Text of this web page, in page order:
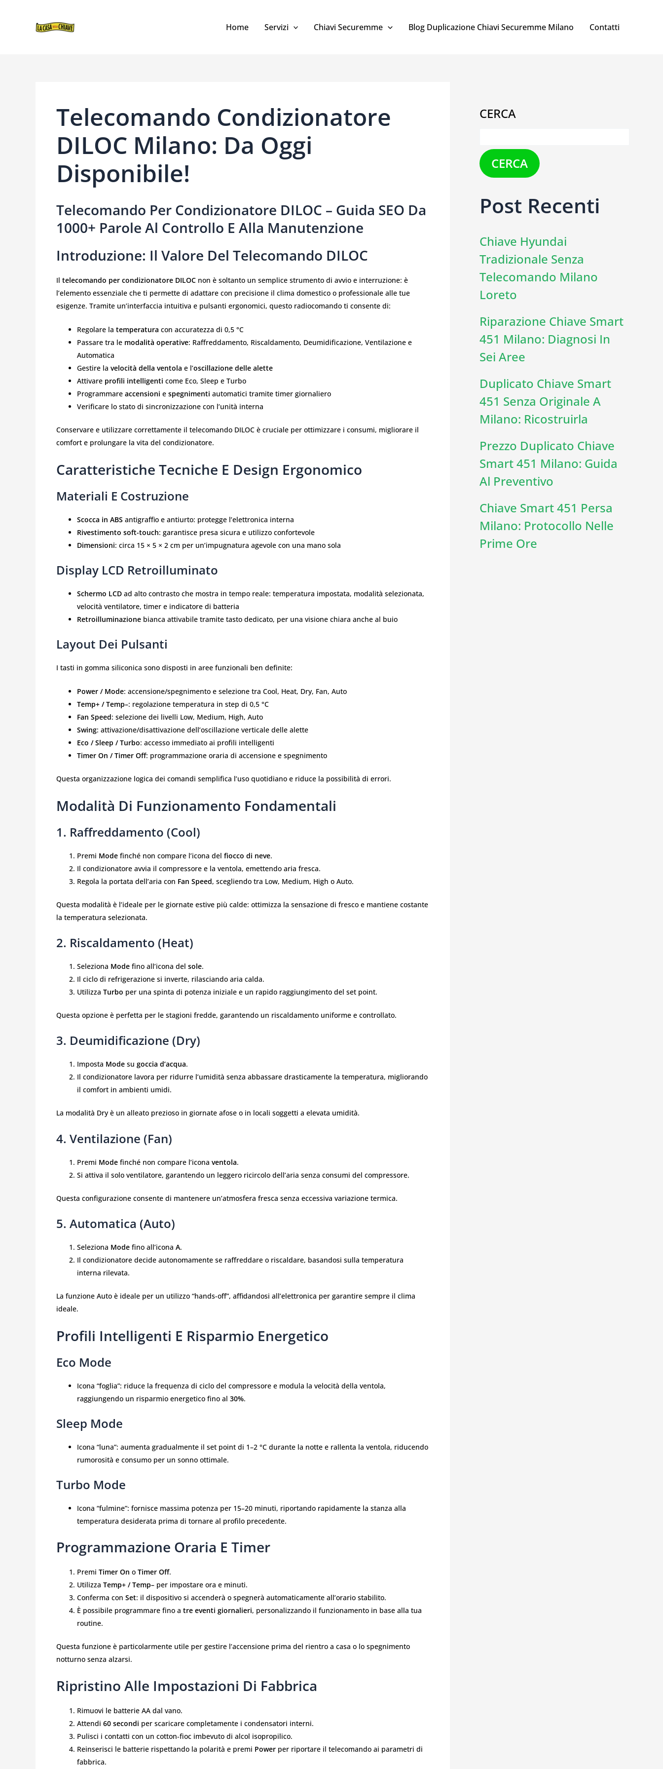
CONTENUTO
Home Servizi Chiavi Securemme Blog Duplicazione Chiavi Securemme Milano Contatti
Telecomando Condizionatore
DILOC Milano: Da Oggi
Disponibile!
Telecomando Per Condizionatore DILOC – Guida SEO Da
1000+ Parole Al Controllo E Alla Manutenzione
Introduzione: Il Valore Del Telecomando DILOC
Il telecomando per condizionatore DILOC non è soltanto un semplice strumento di avvio e interruzione: è
l’elemento essenziale che ti permette di adattare con precisione il clima domestico o professionale alle tue
esigenze. Tramite un’interfaccia intuitiva e pulsanti ergonomici, questo radiocomando ti consente di:
Regolare la temperatura con accuratezza di 0,5 °C
Passare tra le modalità operative: Raffreddamento, Riscaldamento, Deumidificazione, Ventilazione e
Automatica
Gestire la velocità della ventola e l’oscillazione delle alette
Attivare profili intelligenti come Eco, Sleep e Turbo
Programmare accensioni e spegnimenti automatici tramite timer giornaliero
Verificare lo stato di sincronizzazione con l’unità interna
Conservare e utilizzare correttamente il telecomando DILOC è cruciale per ottimizzare i consumi, migliorare il
comfort e prolungare la vita del condizionatore.
Caratteristiche Tecniche E Design Ergonomico
Materiali E Costruzione
Scocca in ABS antigraffio e antiurto: protegge l’elettronica interna
Rivestimento soft-touch: garantisce presa sicura e utilizzo confortevole
Dimensioni: circa 15 × 5 × 2 cm per un’impugnatura agevole con una mano sola
Display LCD Retroilluminato
Schermo LCD ad alto contrasto che mostra in tempo reale: temperatura impostata, modalità selezionata,
velocità ventilatore, timer e indicatore di batteria
Retroilluminazione bianca attivabile tramite tasto dedicato, per una visione chiara anche al buio
Layout Dei Pulsanti
I tasti in gomma siliconica sono disposti in aree funzionali ben definite:
Power / Mode: accensione/spegnimento e selezione tra Cool, Heat, Dry, Fan, Auto
Temp+ / Temp–: regolazione temperatura in step di 0,5 °C
Fan Speed: selezione dei livelli Low, Medium, High, Auto
Swing: attivazione/disattivazione dell’oscillazione verticale delle alette
Eco / Sleep / Turbo: accesso immediato ai profili intelligenti
Timer On / Timer Off: programmazione oraria di accensione e spegnimento
Questa organizzazione logica dei comandi semplifica l’uso quotidiano e riduce la possibilità di errori.
Modalità Di Funzionamento Fondamentali
1. Raffreddamento (Cool)
Premi Mode finché non compare l’icona del fiocco di neve.
Il condizionatore avvia il compressore e la ventola, emettendo aria fresca.
Regola la portata dell’aria con Fan Speed, scegliendo tra Low, Medium, High o Auto.
Questa modalità è l’ideale per le giornate estive più calde: ottimizza la sensazione di fresco e mantiene costante
la temperatura selezionata.
2. Riscaldamento (Heat)
Seleziona Mode fino all’icona del sole.
Il ciclo di refrigerazione si inverte, rilasciando aria calda.
Utilizza Turbo per una spinta di potenza iniziale e un rapido raggiungimento del set point.
Questa opzione è perfetta per le stagioni fredde, garantendo un riscaldamento uniforme e controllato.
3. Deumidificazione (Dry)
Imposta Mode su goccia d’acqua.
Il condizionatore lavora per ridurre l’umidità senza abbassare drasticamente la temperatura, migliorando
il comfort in ambienti umidi.
La modalità Dry è un alleato prezioso in giornate afose o in locali soggetti a elevata umidità.
4. Ventilazione (Fan)
Premi Mode finché non compare l’icona ventola.
Si attiva il solo ventilatore, garantendo un leggero ricircolo dell’aria senza consumi del compressore.
Questa configurazione consente di mantenere un’atmosfera fresca senza eccessiva variazione termica.
5. Automatica (Auto)
Seleziona Mode fino all’icona A.
Il condizionatore decide autonomamente se raffreddare o riscaldare, basandosi sulla temperatura
interna rilevata.
La funzione Auto è ideale per un utilizzo “hands-off”, affidandosi all’elettronica per garantire sempre il clima
ideale.
Profili Intelligenti E Risparmio Energetico
Eco Mode
Icona “foglia”: riduce la frequenza di ciclo del compressore e modula la velocità della ventola,
raggiungendo un risparmio energetico fino al 30%.
Sleep Mode
Icona “luna”: aumenta gradualmente il set point di 1–2 °C durante la notte e rallenta la ventola, riducendo
rumorosità e consumo per un sonno ottimale.
Turbo Mode
Icona “fulmine”: fornisce massima potenza per 15–20 minuti, riportando rapidamente la stanza alla
temperatura desiderata prima di tornare al profilo precedente.
Programmazione Oraria E Timer
Premi Timer On o Timer Off.
Utilizza Temp+ / Temp– per impostare ora e minuti.
Conferma con Set: il dispositivo si accenderà o spegnerà automaticamente all’orario stabilito.
È possibile programmare fino a tre eventi giornalieri, personalizzando il funzionamento in base alla tua
routine.
Questa funzione è particolarmente utile per gestire l’accensione prima del rientro a casa o lo spegnimento
notturno senza alzarsi.
Ripristino Alle Impostazioni Di Fabbrica
Rimuovi le batterie AA dal vano.
Attendi 60 secondi per scaricare completamente i condensatori interni.
Pulisci i contatti con un cotton‑fioc imbevuto di alcol isopropilico.
Reinserisci le batterie rispettando la polarità e premi Power per riportare il telecomando ai parametri di
fabbrica.
CERCA
CERCA
Post Recenti
Chiave Hyundai
Tradizionale Senza
Telecomando Milano
Loreto
Riparazione Chiave Smart
451 Milano: Diagnosi In
Sei Aree
Duplicato Chiave Smart
451 Senza Originale A
Milano: Ricostruirla
Prezzo Duplicato Chiave
Smart 451 Milano: Guida
Al Preventivo
Chiave Smart 451 Persa
Milano: Protocollo Nelle
Prime Ore